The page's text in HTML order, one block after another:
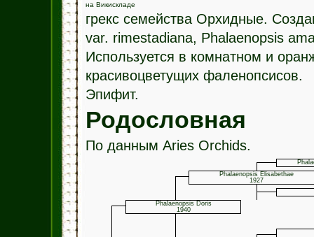
на Викискладе
грекс семейства Орхидные.
var. rimestadiana, Phalaenopsis
Используется в комнатном и
красивоцветущих фаленопсисов.
Эпифит.
Родословная
По данным Aries Orchids.
Phalaenopsis Elisabethae
1927
Phalaenopsis Doris
1940